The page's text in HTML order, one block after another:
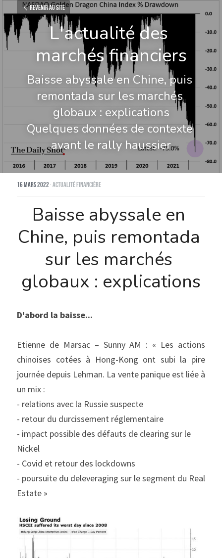
Revenir au site
L'actualité des
marchés financiers
Baisse abyssale en Chine, puis
remontada sur les marchés
globaux : explications
Quelques données de contexte
avant le rally haussier
16 mars 2022·Actualité financière
Baisse abyssale en
Chine, puis remontada
sur les marchés
globaux : explications
D'abord la baisse...
Etienne de Marsac – Sunny AM : « Les actions
chinoises cotées à Hong-Kong ont subi la pire
journée depuis Lehman. La vente panique est liée à
un mix :
- relations avec la Russie suspecte
- retour du durcissement réglementaire
- impact possible des défauts de clearing sur le
Nickel
- Covid et retour des lockdowns
- poursuite du deleveraging sur le segment du Real
Estate »